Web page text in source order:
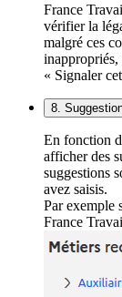
France
vérifier la
malgré ces
« Signaler
8.
En fonction
afficher des
suggestions
avez saisis.
Par exemple
France